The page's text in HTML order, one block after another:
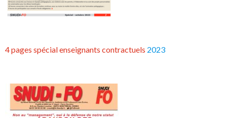
4 pages spécial enseignants contractuels 2023